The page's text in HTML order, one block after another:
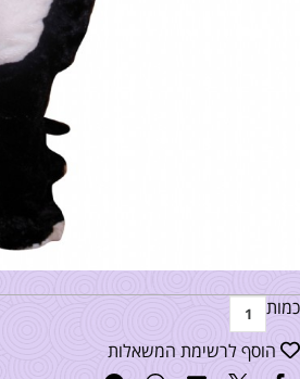
כמות
הוסף לרשימת המשאלות